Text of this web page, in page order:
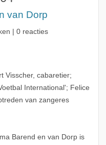
van Dorp
| 0 reacties
Visscher, cabaretier;
International'; Felice
van zangeres
Barend en van Dorp is